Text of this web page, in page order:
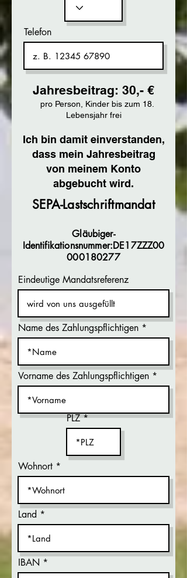
Telefon
Jahresbeitrag: 30,- €
pro Person, Kinder bis zum 18.
Lebensjahr frei
Ich bin damit einverstanden,
dass mein Jahresbeitrag
von meinem Konto
abgebucht wird.
SEPA-Lastschriftmandat
Gläubiger-
Identifikationsnummer:DE17ZZZ00
000180277
Eindeutige Mandatsreferenz
Name des Zahlungspflichtigen
Vorname des Zahlungspflichtigen
PLZ
Wohnort
Land
IBAN